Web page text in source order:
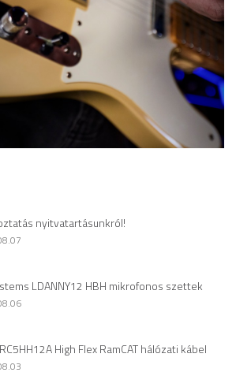
nyitvatartásunkról!
LDANNY12 HBH mikrofonos szettek
High Flex RamCAT hálózati kábel